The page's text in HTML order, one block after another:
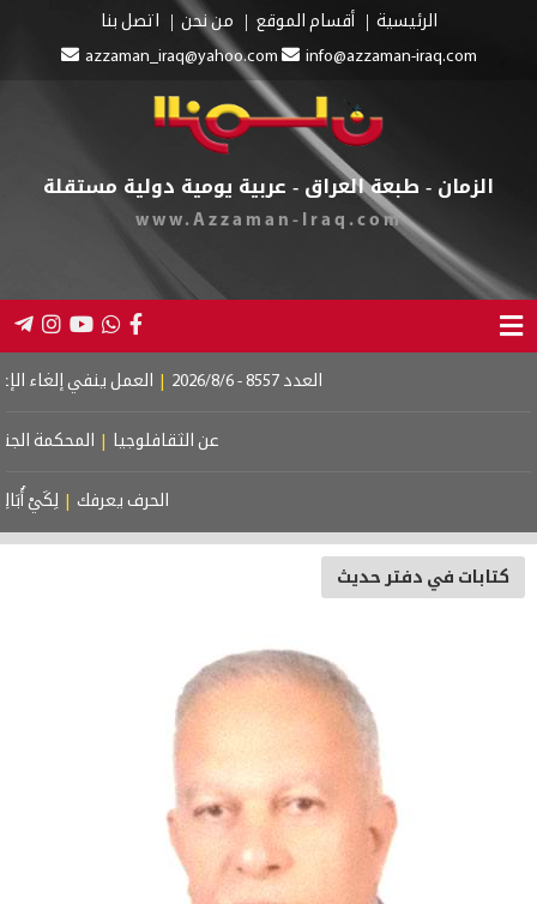
الرئيسية أقسام الموقع من نحن
اتصل بنا
azzaman_iraq@yahoo.com
info@azzaman-iraq.com
الزمان - طبعة العراق - عربية يومية دولية مستقلة
www.Azzaman-Iraq.com
العدد 8557 - 2026/8/6 | العمل ينفي إلغاء
عن الثقافلوجيا | المحكمة
الحرف يعرفك | لِكَيْ
كتابات في دفتر حديث